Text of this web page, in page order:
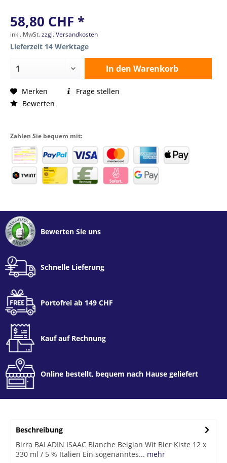
58,80 CHF *
inkl. MwSt.zzgl. Versandkosten
Lieferzeit 14 Werktage
In den Warenkorb
Merken
Bewerten
Frage stellen
Zahlen Sie bequem mit:
Bewerten Sie uns
Schnelle Lieferung
Portofrei ab 149 CHF
Kauf auf Rechnung
Online bestellt, bequem nach Hause geliefert
Beschreibung
Birra BALADIN ISAAC Blanche Belgian Wit Bier Kiste 12 x
330 ml / 5 % Italien Ein sogenanntes... mehr